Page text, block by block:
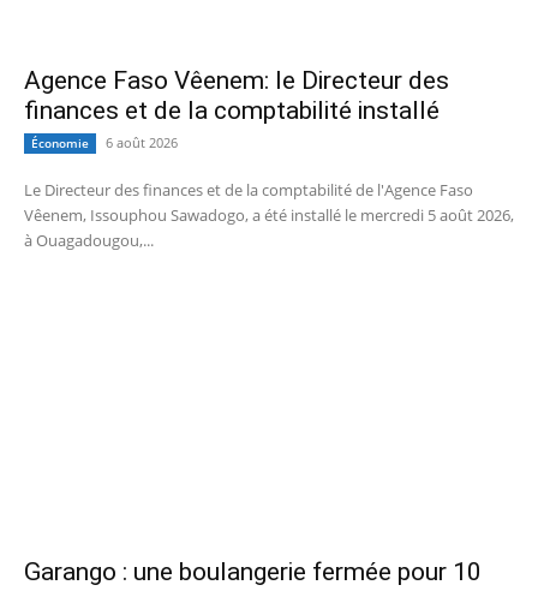
Agence Faso Vêenem: le Directeur des
finances et de la comptabilité installé
Économie 6 août 2026
Le Directeur des finances et de la comptabilité de l'Agence Faso
Vêenem, Issouphou Sawadogo, a été installé le mercredi 5 août 2026,
à Ouagadougou,...
Garango : une boulangerie fermée pour 10